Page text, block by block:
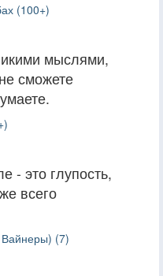
(100+)
мыслями,
сможете
- это глупость,
всего
(7)